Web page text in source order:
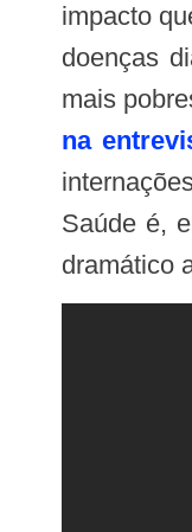
impacto
doenças
mais
na
Saúde é,
dramático